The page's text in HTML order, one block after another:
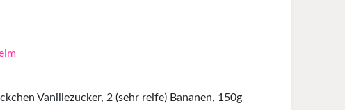
Vanillezucker, 2 (sehr reife) Bananen, 150g